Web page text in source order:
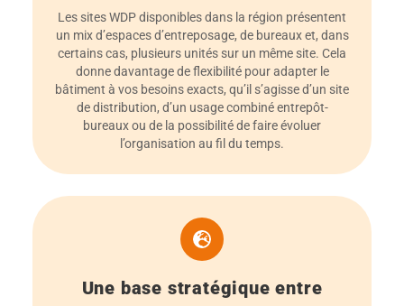
Les sites WDP disponibles dans la région présentent
un mix d’espaces d’entreposage, de bureaux et, dans
certains cas, plusieurs unités sur un même site. Cela
donne davantage de flexibilité pour adapter le
bâtiment à vos besoins exacts, qu’il s’agisse d’un site
de distribution, d’un usage combiné entrepôt-
bureaux ou de la possibilité de faire évoluer
l’organisation au fil du temps.
Une base stratégique entre